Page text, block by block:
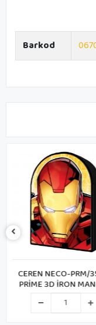
Barkod
CEREN NECO-PRM/
PRİME 3D İRON
PARÇA PUZZLE